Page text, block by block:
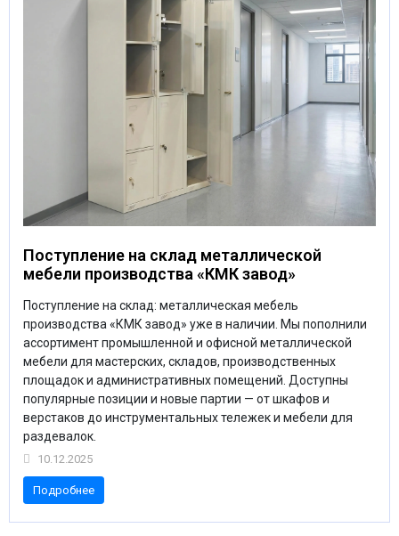
Поступление на склад металлической
мебели производства «КМК завод»
Поступление на склад: металлическая мебель
производства «КМК завод» уже в наличии. Мы пополнили
ассортимент промышленной и офисной металлической
мебели для мастерских, складов, производственных
площадок и административных помещений. Доступны
популярные позиции и новые партии — от шкафов и
верстаков до инструментальных тележек и мебели для
раздевалок.
10.12.2025
Подробнее